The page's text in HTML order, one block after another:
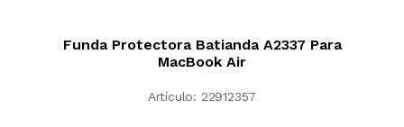
Funda Protectora Batianda A2337 Para
MacBook Air
Artículo: 22912357